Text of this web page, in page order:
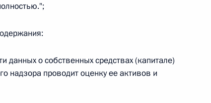
закона «Об актах гражданского состояния»
состояния“
№ 270-ФЗ
данных о собственных средствах (капитале)
надзора проводит оценку ее активов и